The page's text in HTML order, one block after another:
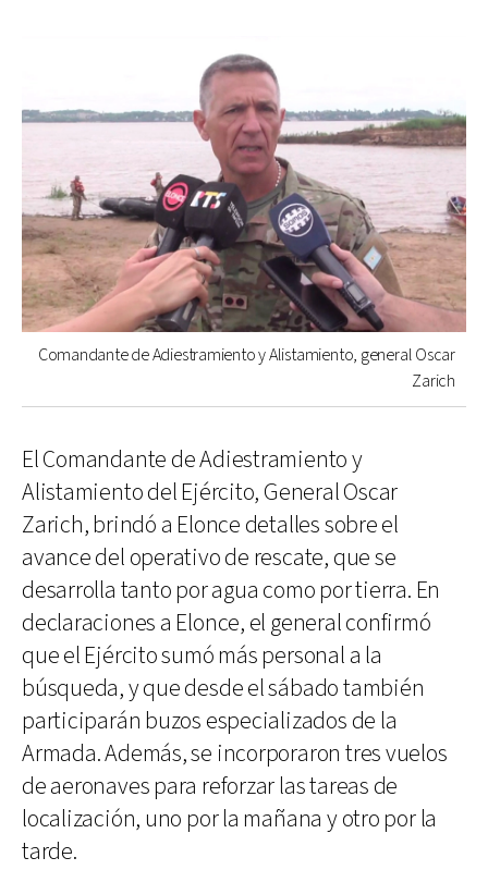
Comandante de Adiestramiento y Alistamiento, general Oscar
Zarich
El Comandante de Adiestramiento y
Alistamiento del Ejército, General Oscar
Zarich, brindó a Elonce detalles sobre el
avance del operativo de rescate, que se
desarrolla tanto por agua como por tierra. En
declaraciones a Elonce, el general confirmó
que el Ejército sumó más personal a la
búsqueda, y que desde el sábado también
participarán buzos especializados de la
Armada. Además, se incorporaron tres vuelos
de aeronaves para reforzar las tareas de
localización, uno por la mañana y otro por la
tarde.